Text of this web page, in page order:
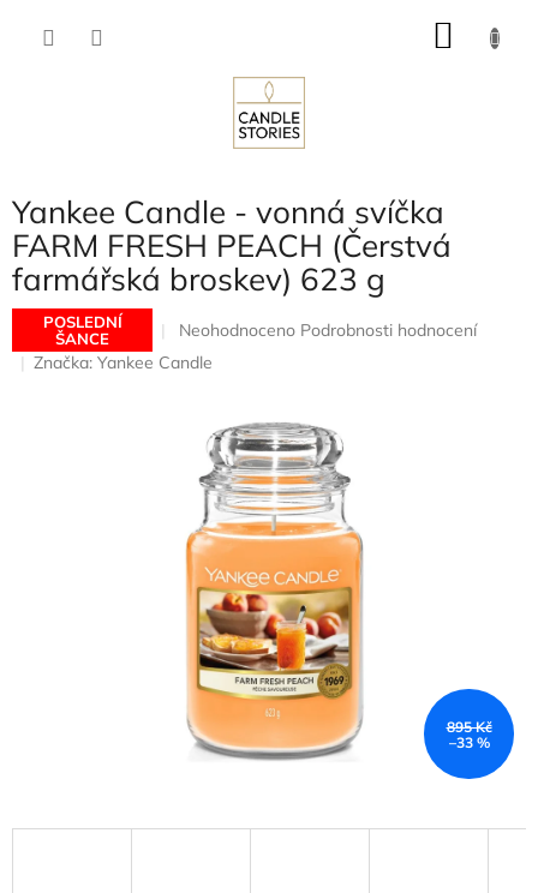
Yankee Candle - vonná svíčka
FARM FRESH PEACH (Čerstvá
farmářská broskev) 623 g
POSLEDNÍ
ŠANCE
Průměrné
hodnocení
produktu
hvězdiček.
Neohodnoceno Podrobnosti hodnocení
Značka: Yankee Candle
895 Kč
–33 %